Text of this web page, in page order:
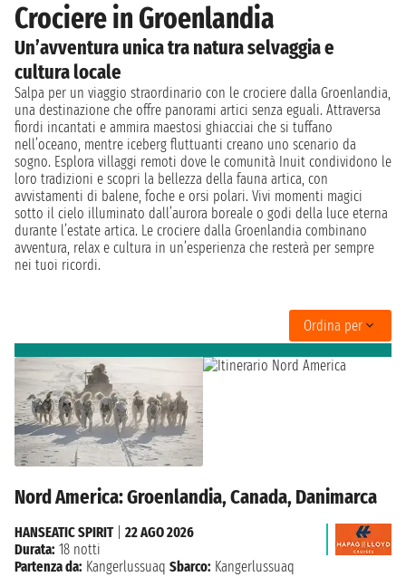
Crociere in Groenlandia
Un’avventura unica tra natura selvaggia e
cultura locale
Salpa per un viaggio straordinario con le crociere dalla Groenlandia,
una destinazione che offre panorami artici senza eguali. Attraversa
fiordi incantati e ammira maestosi ghiacciai che si tuffano
nell’oceano, mentre iceberg fluttuanti creano uno scenario da
sogno. Esplora villaggi remoti dove le comunità Inuit condividono le
loro tradizioni e scopri la bellezza della fauna artica, con
avvistamenti di balene, foche e orsi polari. Vivi momenti magici
sotto il cielo illuminato dall’aurora boreale o godi della luce eterna
durante l’estate artica. Le crociere dalla Groenlandia combinano
avventura, relax e cultura in un’esperienza che resterà per sempre
nei tuoi ricordi.
Ordina per
Nord America: Groenlandia, Canada, Danimarca
HANSEATIC SPIRIT| 22 AGO 2026
Durata: 18 notti
Partenza da: Kangerlussuaq Sbarco: Kangerlussuaq